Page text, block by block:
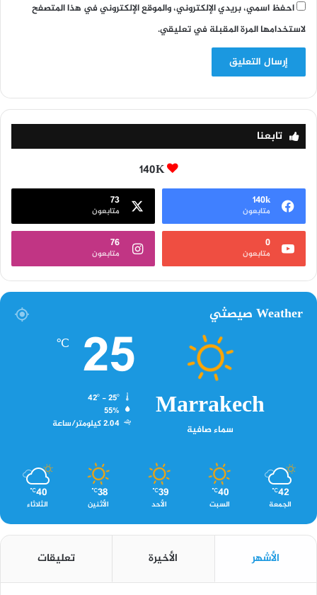
احفظ اسمي، بريدي الإلكتروني، والموقع الإلكتروني في هذا المتصفح
لاستخدامها المرة المقبلة في تعليقي.
تابعنا
140K
140k
متابعون
73
متابعون
0
متابعون
76
متابعون
Weather صيصثي
Marrakech
سماء صافية
25
℃
55%
2.04 كيلومتر/ساعة
42
℃
الجمعة
40
℃
السبت
39
℃
الأحد
38
℃
الأثنين
40
℃
الثلاثاء
الأشهر الأخيرة تعليقات